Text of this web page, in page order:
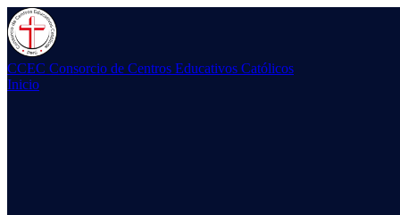
CCEC Consorcio de Centros Educativos Católicos
Inicio